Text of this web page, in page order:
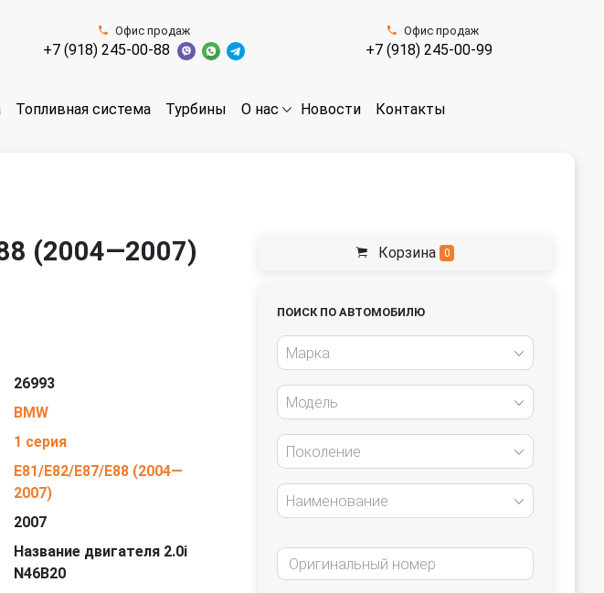
Офис продаж
+7 (918) 245-00-88
Офис продаж
+7 (918) 245-00-99
Топливная система Турбины О нас Новости Контакты
(2004—2007)
26993
BMW
1 серия
E81/E82/E87/E88 (2004—
2007)
2007
Название двигателя 2.0i
N46B20
Корзина 0
ПОИСК ПО АВТОМОБИЛЮ
Марка
Модель
Поколение
Наименование